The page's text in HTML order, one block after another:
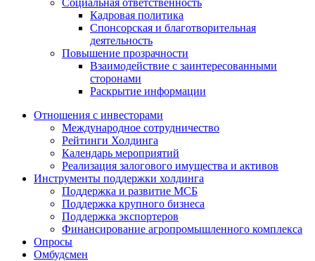
Кадровая политика
Спонсорская и благотворительная
деятельность
Повышение прозрачности
Взаимодействие с заинтересованными
сторонами
Раскрытие информации
Отношения с инвесторами
Международное сотрудничество
Рейтинги Холдинга
Календарь мероприятий
Реализация залогового имущества и активов
Инструменты поддержки холдинга
Поддержка и развитие МСБ
Поддержка крупного бизнеса
Поддержка экспортеров
Финансирование агропромышленного комплекса
Опросы
Омбудсмен